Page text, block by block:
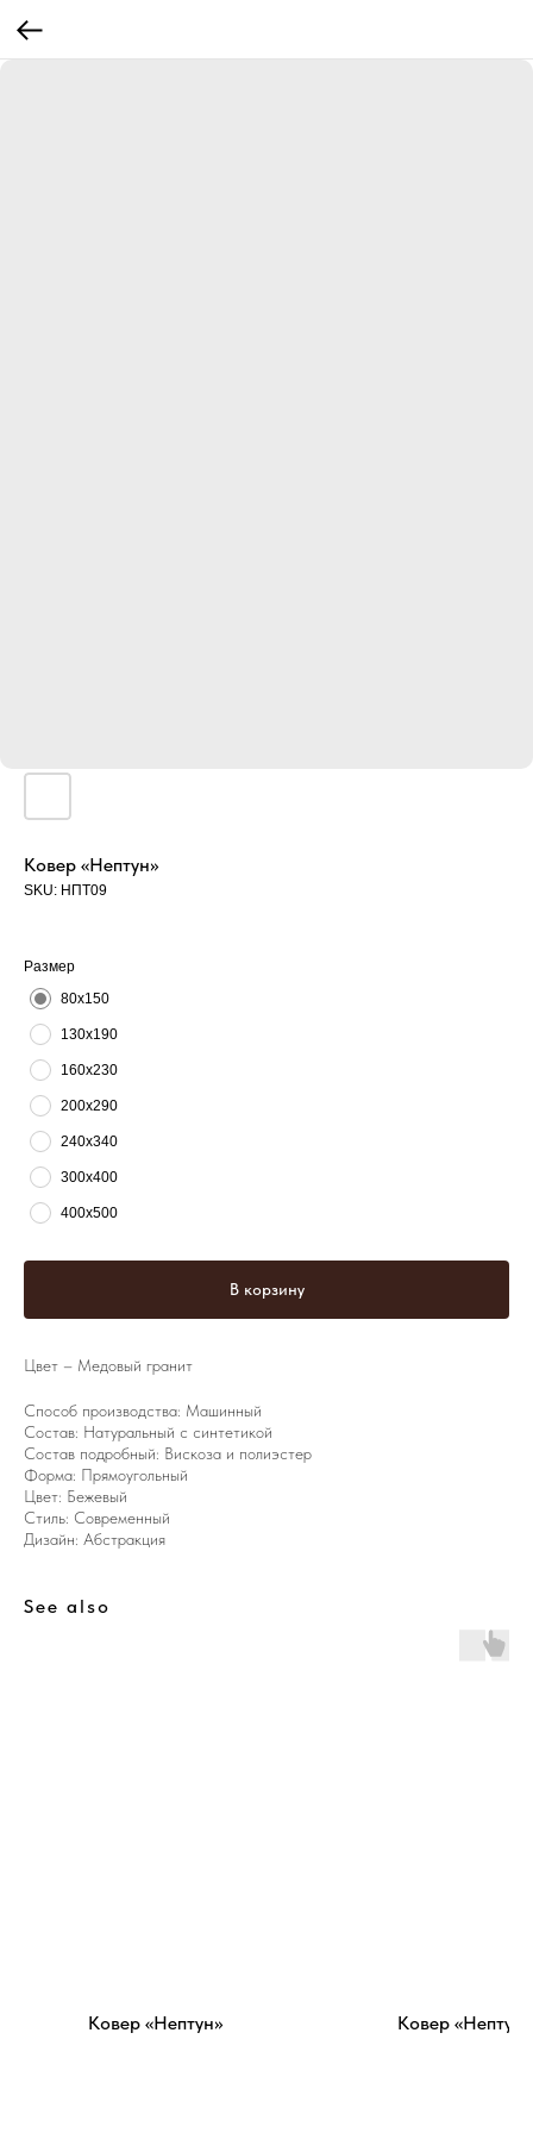
Ковер «Нептун»
SKU: НПТ09
Размер
80х150
130х190
160х230
200х290
240х340
300х400
400х500
В корзину
Цвет – Медовый гранит
Способ производства: Машинный
Состав: Натуральный с синтетикой
Состав подробный: Вискоза и полиэстер
Форма: Прямоугольный
Цвет: Бежевый
Стиль: Современный
Дизайн: Абстракция
See also
Ковер «Нептун» Ковер «Нептун»